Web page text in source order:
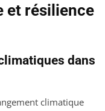
et résilience
dans
climatique